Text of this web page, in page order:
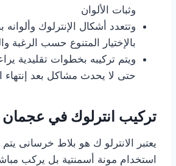
وثبات الألوان
وتتعدد أشكال الإنترلوك
بالإختيار المتنوع حسب
ويتم تركيبه بخطوات تقليدية
حتى لا يحدث مشاكل بعد إنتهاء
تركيب انترلوك في عجمان
يعتبر الانترلو ك هو بلاط خرسانى
استخدام مونة أسمنتية بل يركب